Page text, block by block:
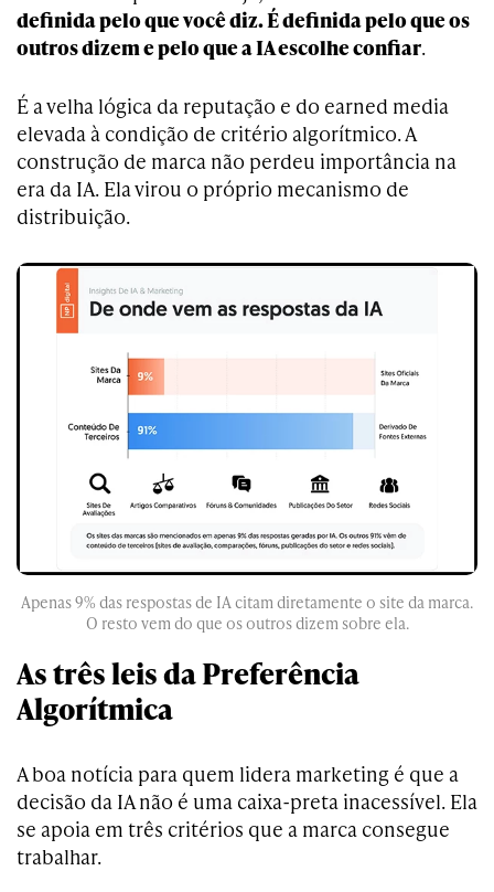
definida pelo que você diz. É definida pelo que os
outros dizem e pelo que a IA escolhe confiar.
É a velha lógica da reputação e do earned media
elevada à condição de critério algorítmico. A
construção de marca não perdeu importância na
era da IA. Ela virou o próprio mecanismo de
distribuição.
Apenas 9% das respostas de IA citam diretamente o site da marca.
O resto vem do que os outros dizem sobre ela.
As três leis da Preferência
Algorítmica
A boa notícia para quem lidera marketing é que a
decisão da IA não é uma caixa-preta inacessível. Ela
se apoia em três critérios que a marca consegue
trabalhar.